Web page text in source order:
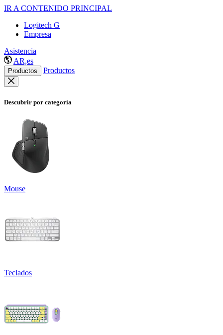
IR A CONTENIDO PRINCIPAL
Logitech G
Empresa
Asistencia
AR,es
Productos Productos
Descubrir por categoría
Mouse
Teclados